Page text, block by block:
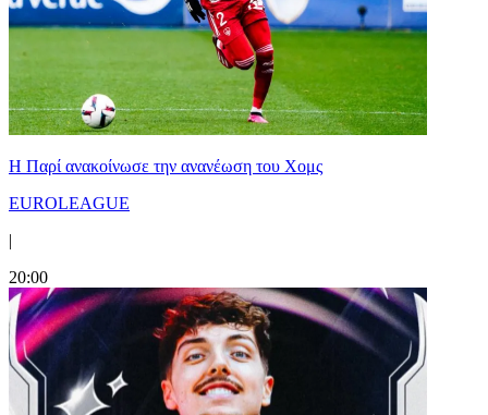
Η Παρί ανακοίνωσε την ανανέωση του Χομς
EUROLEAGUE
|
20:00